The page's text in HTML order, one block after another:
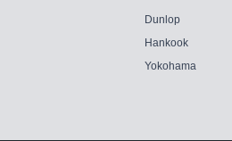
Dunlop
Hankook
Yokohama